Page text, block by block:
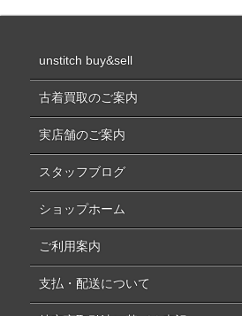
unstitch buy&sell
古着買取のご案内
実店舗のご案内
スタッフブログ
ショップホーム
ご利用案内
支払・配送について